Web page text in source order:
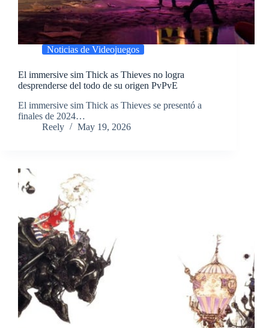
Noticias de Videojuegos
El immersive sim Thick as Thieves no logra
desprenderse del todo de su origen PvPvE
​El immersive sim Thick as Thieves se presentó a
finales de 2024…
Reely
May 19, 2026